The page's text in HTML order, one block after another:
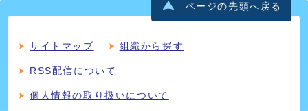
ページの先頭へ戻る
サイトマップ 組織から探す
RSS配信について
個人情報の取り扱いについて